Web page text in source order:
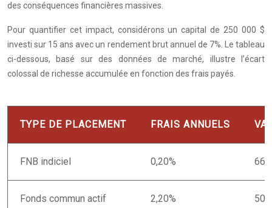
des conséquences financières massives.
Pour quantifier cet impact, considérons un capital de 250 000 $
investi sur 15 ans avec un rendement brut annuel de 7%. Le tableau
ci-dessous, basé sur des données de marché, illustre l’écart
colossal de richesse accumulée en fonction des frais payés.
TYPE DE PLACEMENT FRAIS ANNUELS
FNB indiciel 0,20%
Fonds commun actif 2,20%